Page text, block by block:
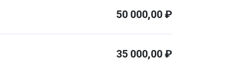
50 000,00 ₽
35 000,00 ₽